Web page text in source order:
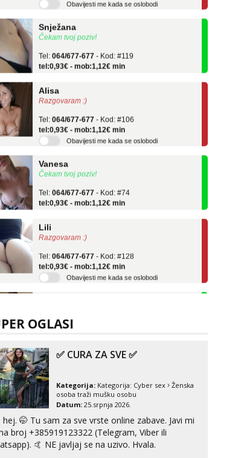
Čekam tvoj poziv!
tel:0,93€ - mob:1,12€ min
Razgovaram :)
tel:0,93€ - mob:1,12€ min
Obavijesti me kada se oslobodi
Čekam tvoj poziv!
tel:0,93€ - mob:1,12€ min
Razgovaram :)
tel:0,93€ - mob:1,12€ min
Obavijesti me kada se oslobodi
Tel: 064/677-677
tel:0,93€ - mob:1,12€ min
Maja
Razgovaram :)
Tel: 064/677-677
- Kod: #04
tel:0,93€ - mob:1,12€ min
Obavijesti me kada se oslobodi
Snježana
Čekam tvoj poziv!
OGLASI
✅ CURA ZA SVE ✅
Kategorija: Kategorija: Cyber sex
Ženska
osoba traži mušku osobu
Datum: 25.srpnja 2026.
hej. 🤭 Tu sam za sve vrste online zabave. Javi mi
broj +385919123322 (Telegram, Viber ili
Whatsapp). 🤙 NE javljaj se na uzivo. Hvala.